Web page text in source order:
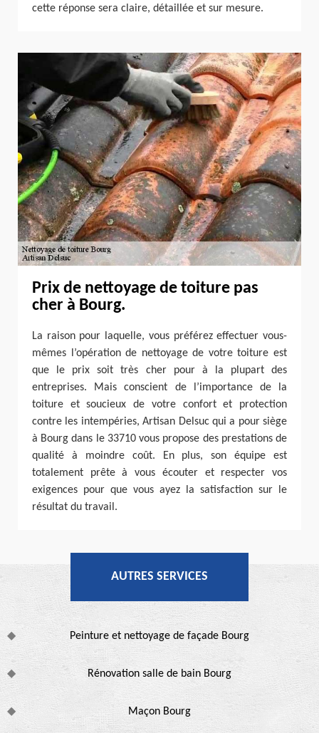
cette réponse sera claire, détaillée et sur mesure.
Prix de nettoyage de toiture pas
cher à Bourg.
La raison pour laquelle, vous préférez effectuer vous-
mêmes l’opération de nettoyage de votre toiture est
que le prix soit très cher pour à la plupart des
entreprises. Mais conscient de l’importance de la
toiture et soucieux de votre confort et protection
contre les intempéries, Artisan Delsuc qui a pour siège
à Bourg dans le 33710 vous propose des prestations de
qualité à moindre coût. En plus, son équipe est
totalement prête à vous écouter et respecter vos
exigences pour que vous ayez la satisfaction sur le
résultat du travail.
AUTRES SERVICES
Peinture et nettoyage de façade Bourg
Rénovation salle de bain Bourg
Maçon Bourg